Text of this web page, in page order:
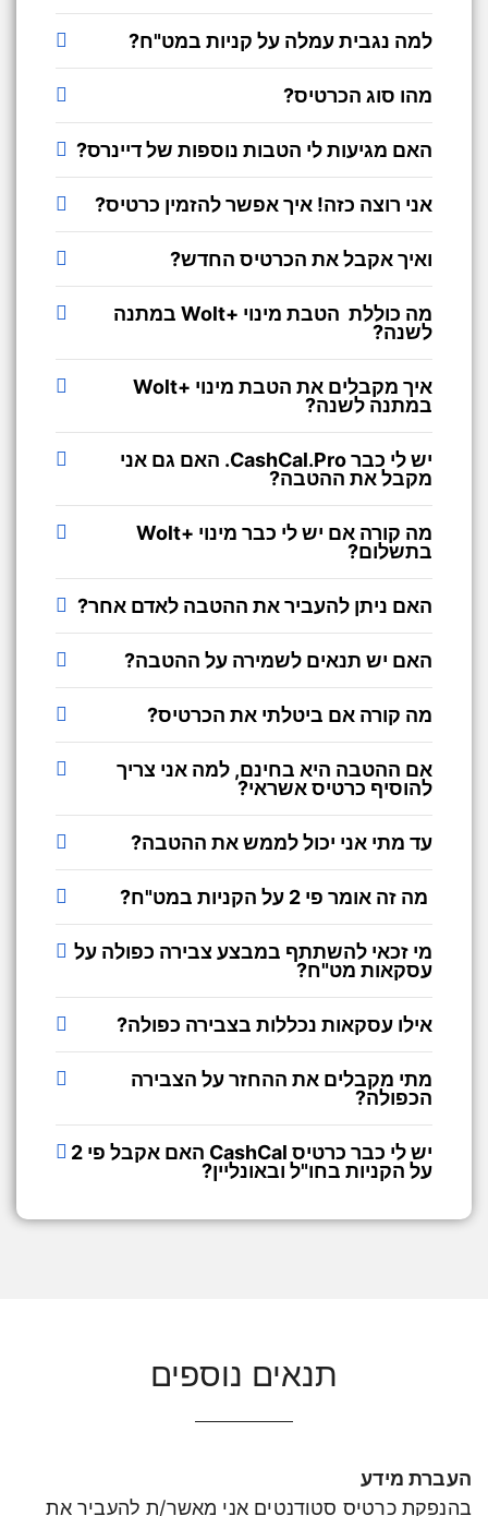
למה נגבית עמלה על קניות במט"ח?
מהו סוג הכרטיס?
האם מגיעות לי הטבות נוספות של דיינרס?
אני רוצה כזה! איך אפשר להזמין כרטיס?
ואיך אקבל את הכרטיס החדש?
מה כוללת הטבת מינוי +Wolt במתנה
לשנה?
איך מקבלים את הטבת מינוי +Wolt
במתנה לשנה?
יש לי כבר CashCal.Pro. האם גם אני
מקבל את ההטבה?
מה קורה אם יש לי כבר מינוי +Wolt
בתשלום?
האם ניתן להעביר את ההטבה לאדם אחר?
האם יש תנאים לשמירה על ההטבה?
מה קורה אם ביטלתי את הכרטיס?
אם ההטבה היא בחינם, למה אני צריך
להוסיף כרטיס אשראי?
עד מתי אני יכול לממש את ההטבה?
מה זה אומר פי 2 על הקניות במט"ח?
מי זכאי להשתתף במבצע צבירה כפולה על
עסקאות מט"ח?
אילו עסקאות נכללות בצבירה כפולה?
מתי מקבלים את ההחזר על הצבירה
הכפולה?
יש לי כבר כרטיס CashCal האם אקבל פי 2
על הקניות בחו"ל ובאונליין?
תנאים נוספים
העברת מידע
בהנפקת כרטיס סטודנטים אני מאשר/ת להעביר את